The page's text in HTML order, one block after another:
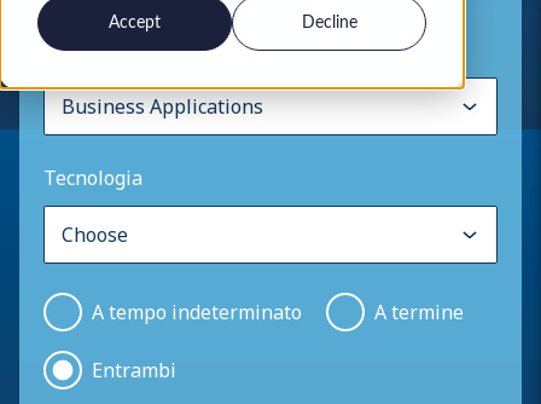
Accept Decline
Soluzioni Microsoft
Tecnologia
A tempo indeterminato A termine
Entrambi